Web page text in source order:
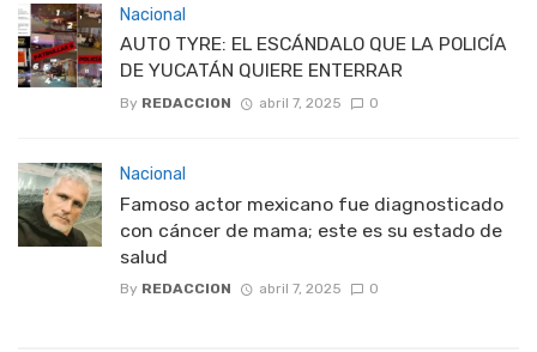
Nacional
AUTO TYRE: EL ESCÁNDALO QUE LA POLICÍA
DE YUCATÁN QUIERE ENTERRAR
By REDACCION abril 7, 2025 0
Nacional
Famoso actor mexicano fue diagnosticado
con cáncer de mama; este es su estado de
salud
By REDACCION abril 7, 2025 0